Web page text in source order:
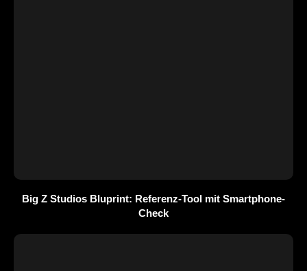
Big Z Studios Bluprint: Referenz-Tool mit Smartphone-
Check